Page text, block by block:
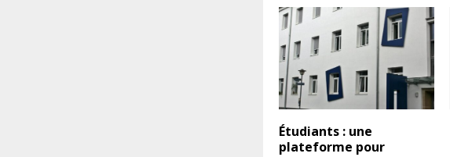
Étudiants : une
plateforme pour